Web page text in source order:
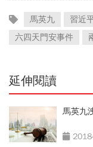
馬英九 習近
六四天門安事件
延伸閱讀
馬英九